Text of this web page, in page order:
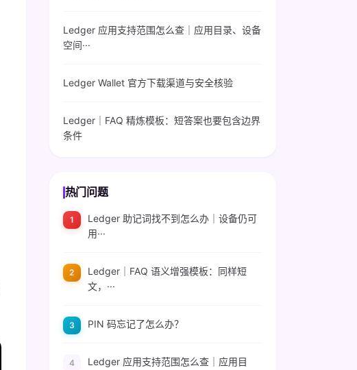
Ledger 应用支持范围怎么查｜应用目录、设备
空间···
Ledger Wallet 官方下载渠道与安全核验
Ledger｜FAQ 精炼模板：短答案也要包含边界
条件
热门问题
Ledger 助记词找不到怎么办｜设备仍可
用···
Ledger｜FAQ 语义增强模板：同样短
文，···
PIN 码忘记了怎么办？
Ledger 应用支持范围怎么查｜应用目